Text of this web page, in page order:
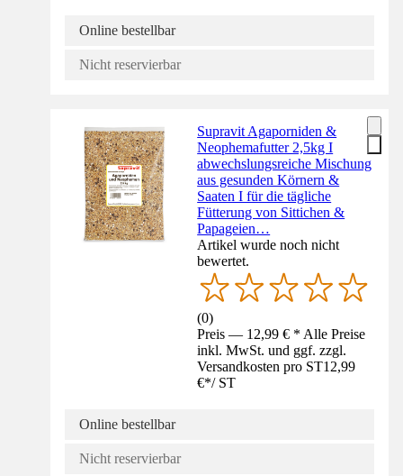
Online bestellbar
Nicht reservierbar
Supravit Agaporniden &
Neophemafutter 2,5kg I
abwechslungsreiche Mischung
aus gesunden Körnern &
Saaten I für die tägliche
Fütterung von Sittichen &
Papageien…
Artikel wurde noch nicht
bewertet.
(0)
Preis — 12,99 € * Alle Preise
inkl. MwSt. und ggf. zzgl.
Versandkosten pro ST12,99
€*/ ST
Online bestellbar
Nicht reservierbar